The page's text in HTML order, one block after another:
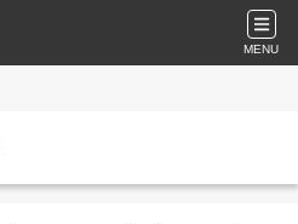
MENU